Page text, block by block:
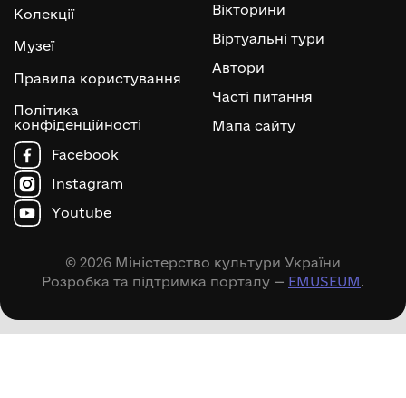
Колекції
Музеї
Правила користування
Політика
конфіденційності
Вікторини
Віртуальні тури
Автори
Часті питання
Мапа сайту
Facebook
Instagram
Youtube
© 2026 Міністерство культури України
Розробка та підтримка порталу — EMUSEUM.